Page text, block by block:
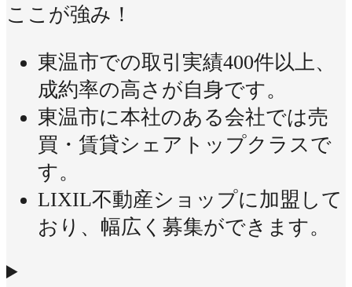
ここが強み！
東温市での取引実績400件以上、
成約率の高さが自身です。
東温市に本社のある会社では売
買・賃貸シェアトップクラスで
す。
LIXIL不動産ショップに加盟して
おり、幅広く募集ができます。